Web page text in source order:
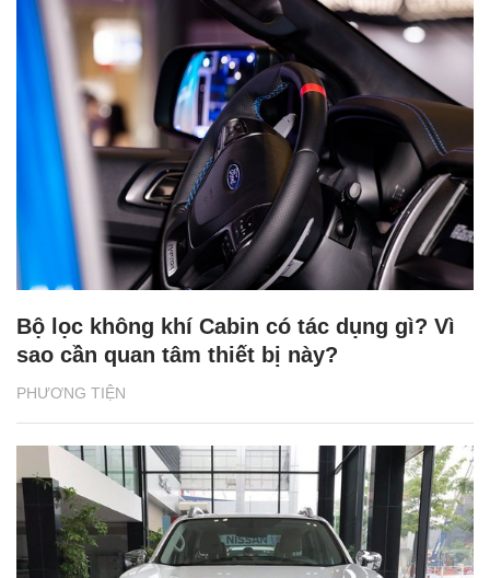
PHƯƠNG TIỆN
Bộ lọc không khí Cabin có tác dụng gì? Vì
sao cần quan tâm thiết bị này?